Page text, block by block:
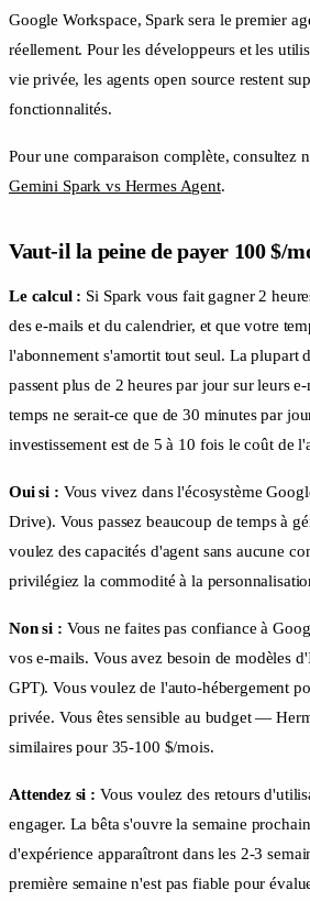
Google Workspace, Spark sera le premier
réellement. Pour les développeurs et les
vie privée, les agents open source restent
fonctionnalités.
Pour une comparaison complète, consultez
Gemini Spark vs Hermes Agent.
Vaut-il la peine de payer 100 $/
Le calcul : Si Spark vous fait gagner 2
des e-mails et du calendrier, et que votre
l'abonnement s'amortit tout seul. La plupart
passent plus de 2 heures par jour sur leurs
temps ne serait-ce que de 30 minutes par
investissement est de 5 à 10 fois le coût de
Oui si : Vous vivez dans l'écosystème
Drive). Vous passez beaucoup de temps à
voulez des capacités d'agent sans aucune
privilégiez la commodité à la
Non si : Vous ne faites pas confiance à
vos e-mails. Vous avez besoin de modèles
GPT). Vous voulez de l'auto-hébergement
privée. Vous êtes sensible au budget —
similaires pour 35-100 $/mois.
Attendez si : Vous voulez des retours
engager. La bêta s'ouvre la semaine
d'expérience apparaîtront dans les 2-3
première semaine n'est pas fiable pour